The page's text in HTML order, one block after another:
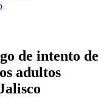
de intento de
adultos